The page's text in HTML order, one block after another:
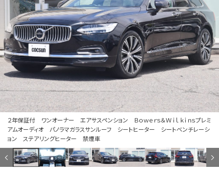
２年保証付 ワンオーナー エアサスペンション Ｂｏｗｅｒｓ＆Ｗｉｌｋｉｎｓプレミ
アムオーディオ パノラマガラスサンルーフ シートヒーター シートベンチレーシ
ョン ステアリングヒーター 禁煙車